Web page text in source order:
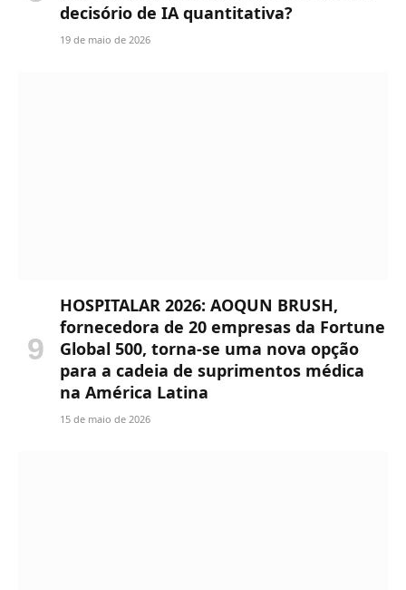
decisório de IA quantitativa?
19 de maio de 2026
HOSPITALAR 2026: AOQUN BRUSH,
fornecedora de 20 empresas da Fortune
Global 500, torna-se uma nova opção
para a cadeia de suprimentos médica
na América Latina
15 de maio de 2026